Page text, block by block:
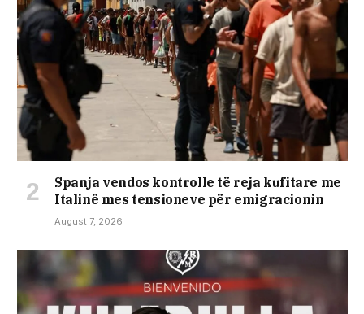
Spanja vendos kontrolle të reja kufitare me
Italinë mes tensioneve për emigracionin
August 7, 2026